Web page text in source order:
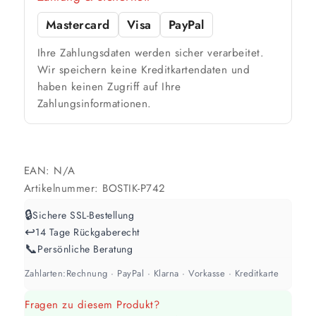
🎨 Jetziger Zustand
Farbig / dunkel
2 Anstriche empfohlen
Weiß / hell
Werte sind Richtwerte und können je nach Untergrund und Werkzeug
Mastercard
Visa PayPal
Ihre Zahlungsdaten werden sicher verarbeitet.
Wir speichern keine Kreditkartendaten und
haben keinen Zugriff auf Ihre
Zahlungsinformationen.
EAN: N/A
Artikelnummer: BOSTIK-P742
🔒Sichere SSL-Bestellung
↩️14 Tage Rückgaberecht
📞Persönliche Beratung
Zahlarten:Rechnung · PayPal · Klarna · Vorkasse · Kreditkarte
Fragen zu diesem Produkt?